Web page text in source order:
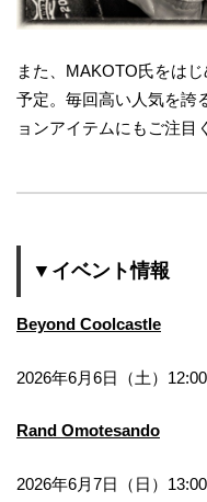
また、MAKOTO氏をは
予定。毎回高い人気を誇
ョンアイテムにもご注目
▼イベント情報
Beyond Coolcastle
2026年6月6日（土）
Rand Omotesando
2026年6月7日（日）